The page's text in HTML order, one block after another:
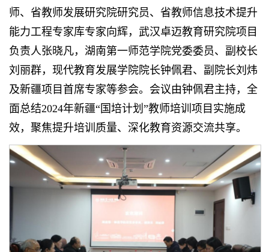
师、省教师发展研究院研究员、省教师信息技术提升
能力工程专家库专家向辉，武汉卓迈教育研究院项目
负责人张晓凡，湖南第一师范学院党委委员、副校长
刘丽群，现代教育发展学院院长钟佩君、副院长刘炜
及新疆项目首席专家等参会。会议由钟佩君主持，全
面总结2024年新疆“国培计划”教师培训项目实施成
效，聚焦提升培训质量、深化教育资源交流共享。